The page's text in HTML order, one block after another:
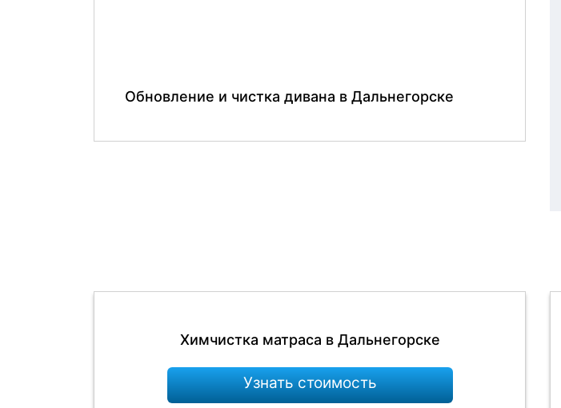
Обновление и чистка дивана в Дальнегорске
Химчистка матраса в Дальнегорске
Узнать стоимость